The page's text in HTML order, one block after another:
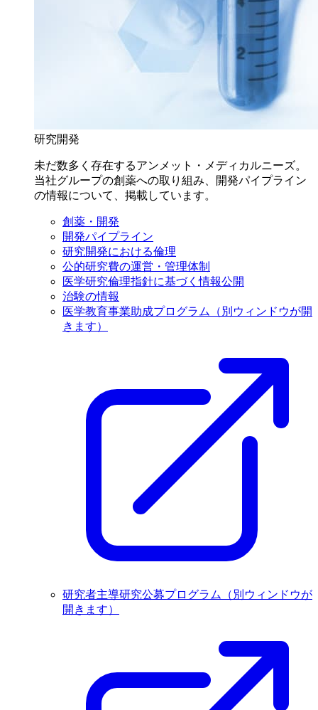
研究開発
未だ数多く存在するアンメット・メディカルニーズ。
当社グループの創薬への取り組み、開発パイプライン
の情報について、掲載しています。
創薬・開発
開発パイプライン
研究開発における倫理
公的研究費の運営・管理体制
医学研究倫理指針に基づく情報公開
治験の情報
医学教育事業助成プログラム
（別ウィンドウが開
きます）
研究者主導研究公募プログラム
（別ウィンドウが
開きます）